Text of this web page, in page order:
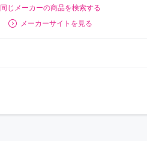
同じメーカーの商品を検索する
メーカーサイトを見る